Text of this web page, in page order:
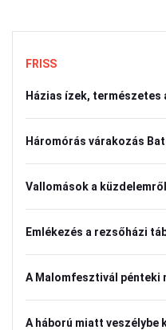
FRISS
Házias ízek, természetes
Háromórás várakozás
Vallomások a küzdelemről
Emlékezés a rezsőházi
A Malomfesztivál pénteki
A háború miatt veszélybe